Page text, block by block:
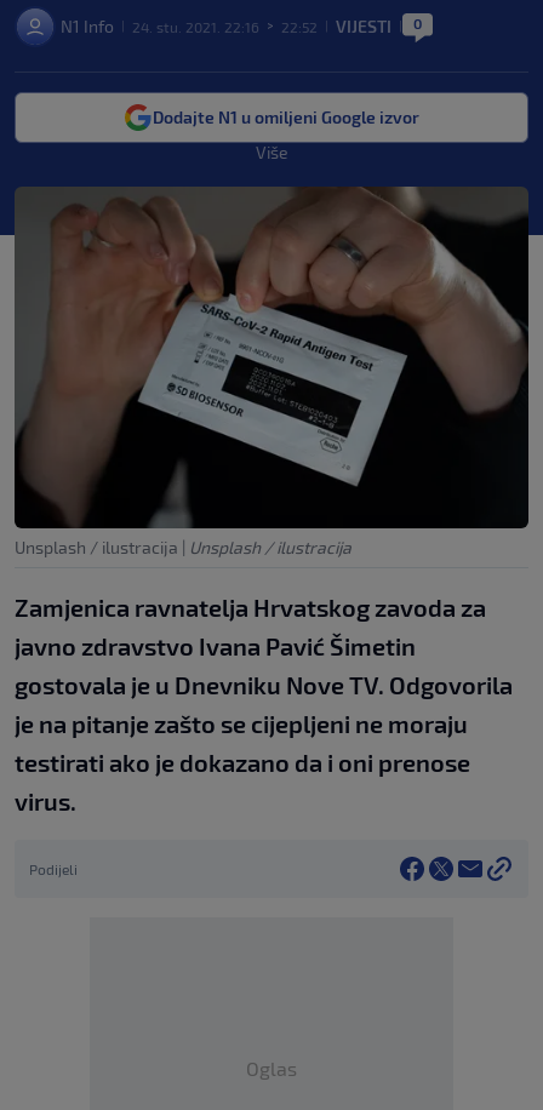
N1 Info 24. stu. 2021. 22:16 > 22:52 VIJESTI 0
Dodajte N1 u omiljeni Google izvor
Više
Unsplash / ilustracija | Unsplash / ilustracija
Zamjenica ravnatelja Hrvatskog zavoda za
javno zdravstvo Ivana Pavić Šimetin
gostovala je u Dnevniku Nove TV. Odgovorila
je na pitanje zašto se cijepljeni ne moraju
testirati ako je dokazano da i oni prenose
virus.
Podijeli
Oglas